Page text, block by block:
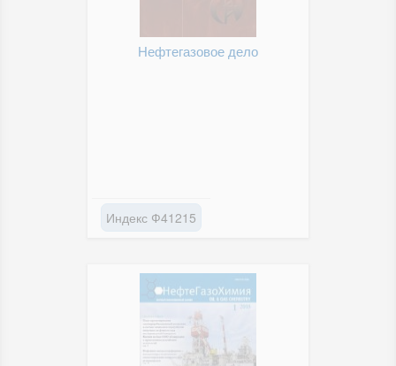
Нефтегазовое дело
Индекс Ф41215